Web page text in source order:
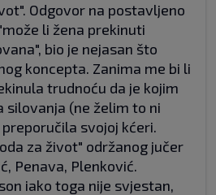
Odgovor na postavljeno
li žena prekinuti
bio je nejasan što
koncepta. Zanima me bi li
trudnoću da je kojim
silovanja (ne želim to ni
svojoj kćeri.
za život" održanog jučer
Penava, Plenković.
iako toga nije svjestan,